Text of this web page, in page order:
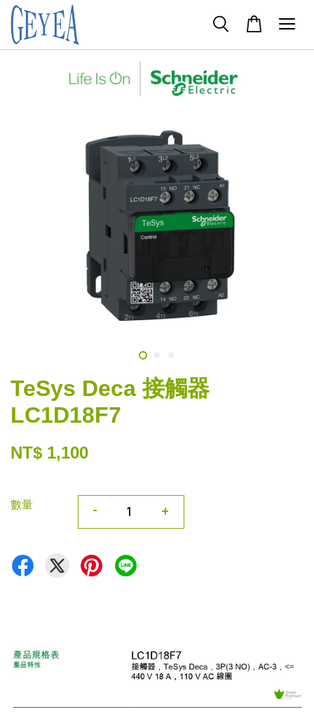
TeSys Deca 接觸器
LC1D18F7
NT$ 1,100
數量 - +